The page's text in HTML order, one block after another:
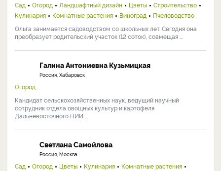
Сад Огород Ландшафтный дизайн Цветы
Строительство
Кулинария
Комнатные растения Виноград
Пчеловодство
Ольга занимается садоводством со школьных лет. Сегодня она
преобразует родительский участок (12 соток), совмещая ...
Галина Антониевна Кузьмицкая
Россия, Хабаровск
Огород
Кандидат сельскохозяйственных наук, ведущий научный
сотрудник отдела овощных культур и картофеля
Дальневосточного НИИ ...
Светлана Самойлова
Россия, Москва
Сад Огород Цветы Кулинария
Комнатные растения